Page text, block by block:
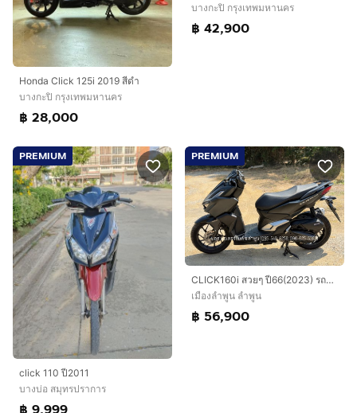
Honda Click 125i 2019 สีดำ
บางกะปิ กรุงเทพมหานคร
฿ 28,000
บางกะปิ กรุงเทพมหานคร
฿ 42,900
PREMIUM
click 110 ปี2011
บางบ่อ สมุทรปราการ
฿ 9,999
PREMIUM
CLICK160i สวยๆ ปี66(2023) รถจ้าวแรกมือเดียว ดาวน์ 1900 ไม่ค้ำ ผ่อนสบายๆ จร้า
เมืองลำพูน ลำพูน
฿ 56,900